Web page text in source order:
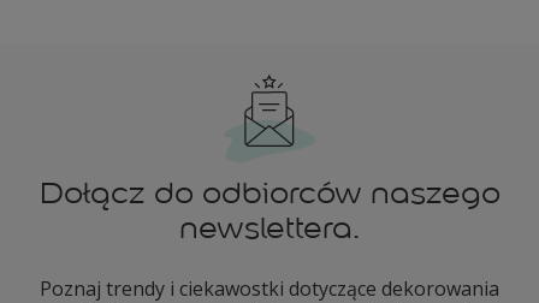
Dołącz do odbiorców naszego
newslettera.
Poznaj trendy i ciekawostki dotyczące dekorowania